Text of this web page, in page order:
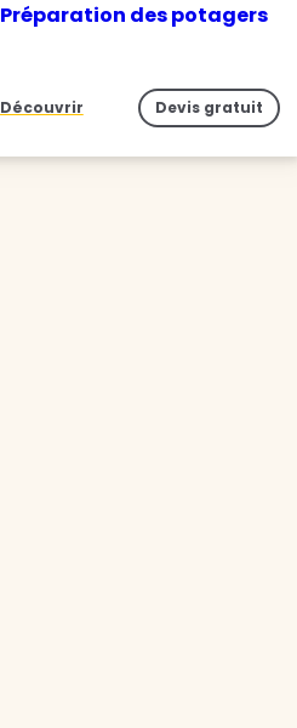
Préparation des potagers
Découvrir Devis gratuit